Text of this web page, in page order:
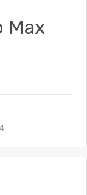
Max